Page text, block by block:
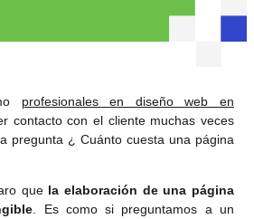
profesionales en diseño web en
contacto con el cliente muchas veces
pregunta ¿ Cuánto cuesta una página
quela elaboración de una página
. Es como si preguntamos a un